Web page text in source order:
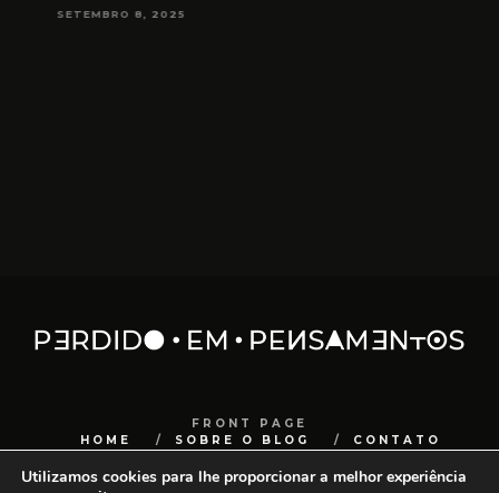
FRONT PAGE
HOME
SOBRE O BLOG CONTATO
COPYRIGHTSANCHOCOM
Utilizamos cookies para lhe proporcionar a melhor experiência